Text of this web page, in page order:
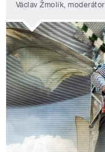
Václav Žmolík, moderátor